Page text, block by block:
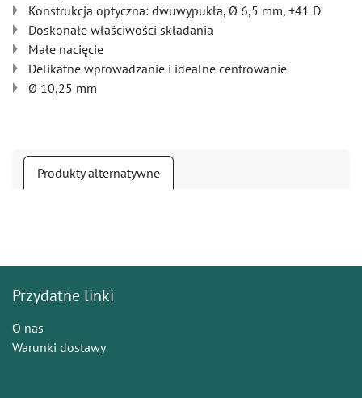
Konstrukcja optyczna: dwuwypukła, Ø 6,5 mm, +41 D
Doskonałe właściwości składania
Małe nacięcie
Delikatne wprowadzanie i idealne centrowanie
Ø 10,25 mm
Produkty alternatywne
Przydatne linki
O nas
Warunki dostawy